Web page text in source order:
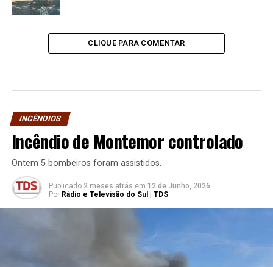
CLIQUE PARA COMENTAR
INCÊNDIOS
Incêndio de Montemor controlado
Ontem 5 bombeiros foram assistidos.
Publicado 2 meses atrás em 12 de Junho, 2026
Por Rádio e Televisão do Sul | TDS